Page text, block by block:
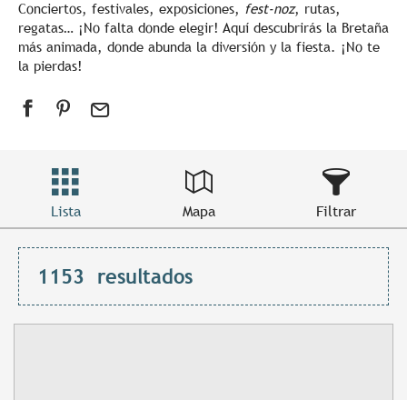
Conciertos, festivales, exposiciones, fest-noz, rutas,
regatas… ¡No falta donde elegir! Aquí descubrirás la Bretaña
más animada, donde abunda la diversión y la fiesta. ¡No te
la pierdas!
Lista Mapa Filtrar
1153 resultados